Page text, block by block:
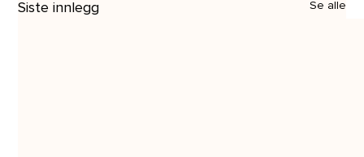
Siste innlegg Se alle